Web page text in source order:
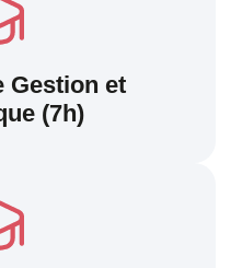
Gestion et
(7h)